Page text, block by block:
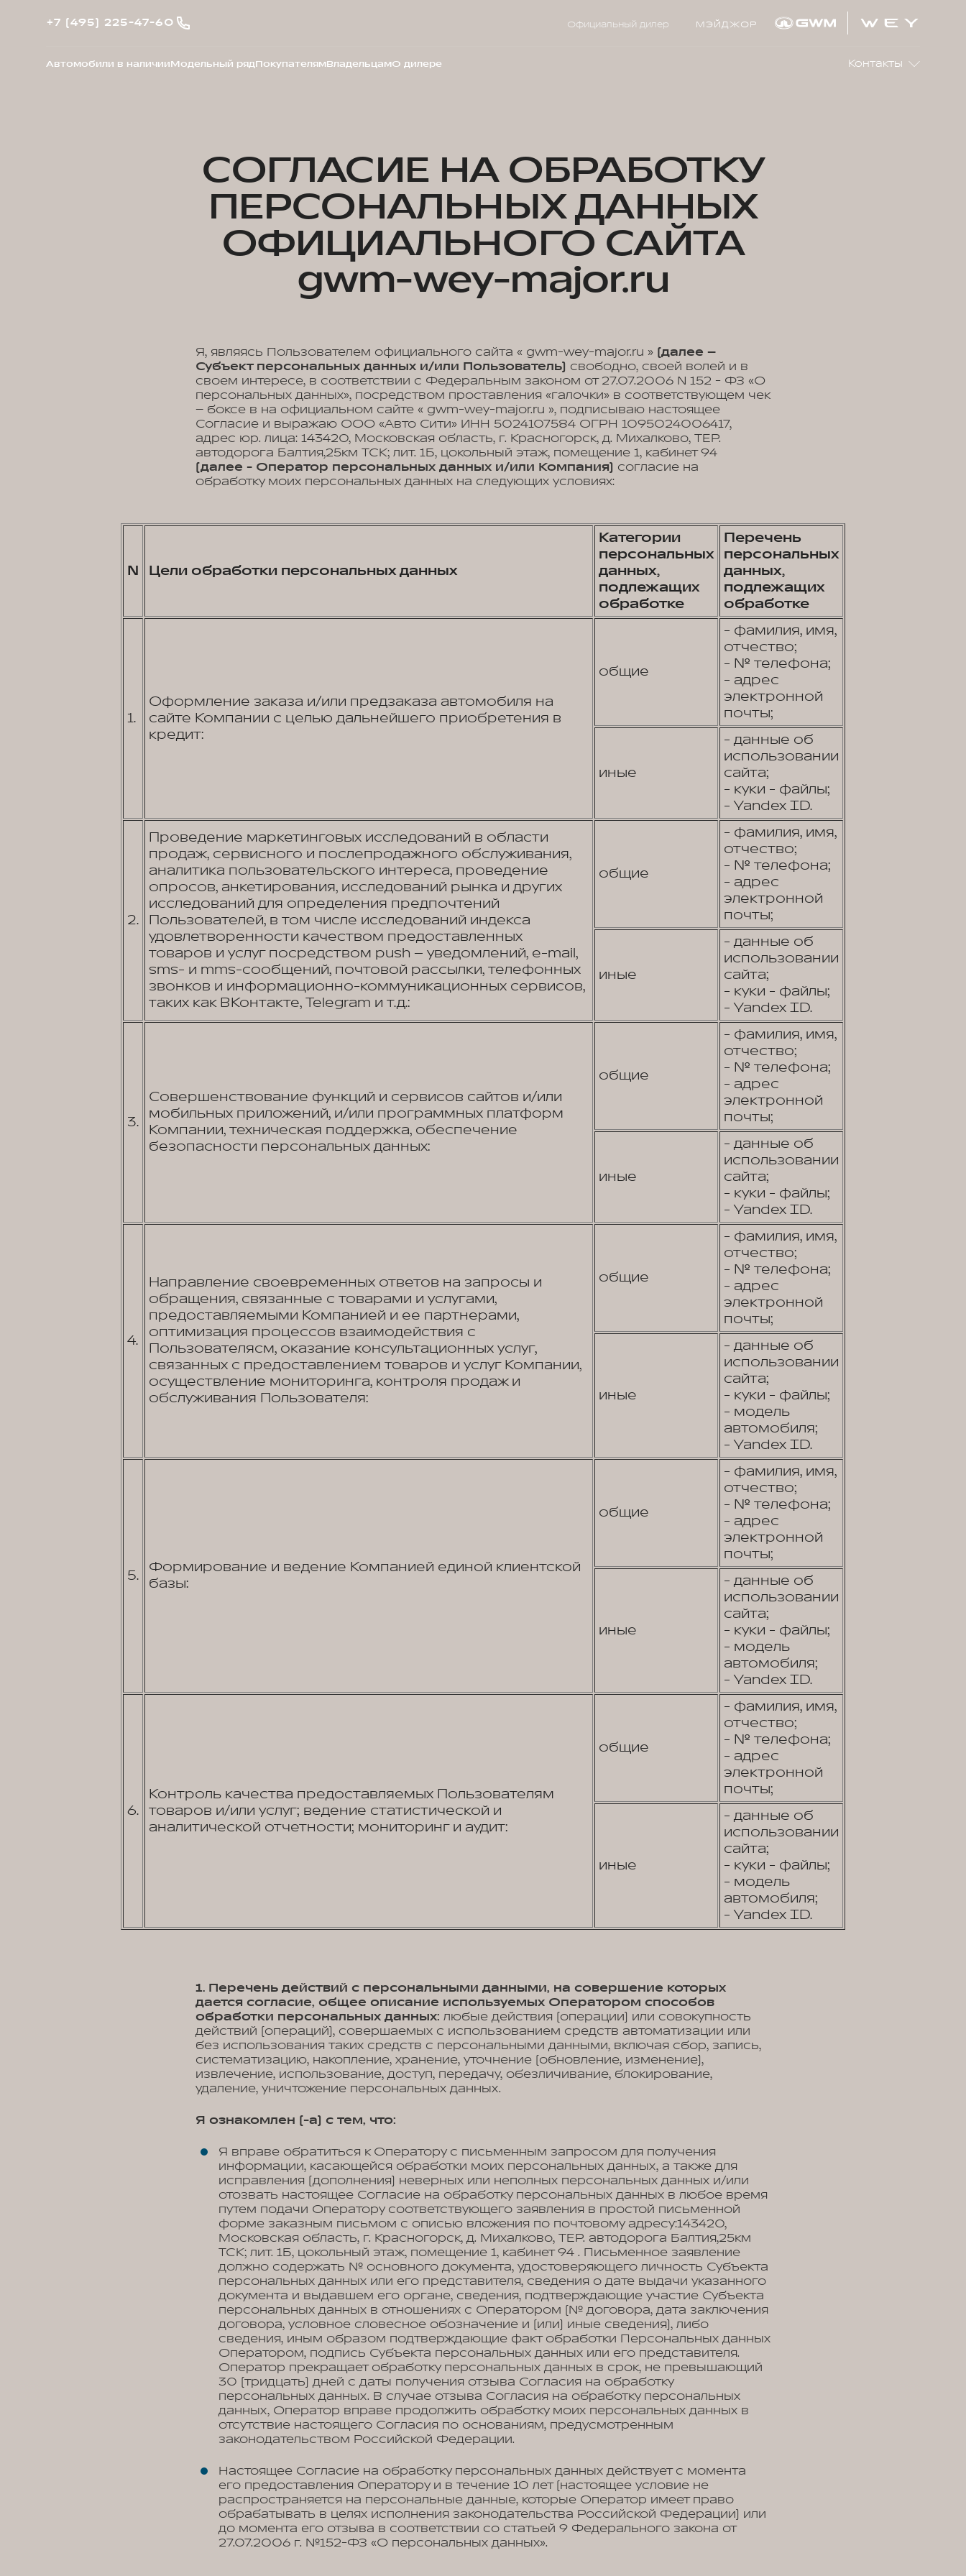
Официальный дилер МЭЙДЖОР
Контакты
+7 (495) 225-47-60
Автомобили в наличииМодельный рядПокупателямВладельцамО дилере
СОГЛАСИЕ НА ОБРАБОТКУ
ПЕРСОНАЛЬНЫХ ДАННЫХ
ОФИЦИАЛЬНОГО САЙТА
gwm-wey-major.ru
Я, являясь Пользователем официального сайта « gwm-wey-major.ru » (далее –
Субъект персональных данных и/или Пользователь) свободно, своей волей и в
своем интересе, в соответствии с Федеральным законом от 27.07.2006 N 152 - ФЗ «О
персональных данных», посредством проставления «галочки» в соответствующем чек
– боксе в на официальном сайте « gwm-wey-major.ru », подписываю настоящее
Согласие и выражаю ООО «Авто Сити» ИНН 5024107584 ОГРН 1095024006417,
адрес юр. лица: 143420, Московская область, г. Красногорск, д. Михалково, ТЕР.
автодорога Балтия,25км ТСК; лит. 1Б, цокольный этаж, помещение 1, кабинет 94
(далее - Оператор персональных данных и/или Компания) согласие на
обработку моих персональных данных на следующих условиях:
N Цели обработки персональных данных
Категории
персональных
данных,
подлежащих
обработке
Перечень
персональных
данных,
подлежащих
обработке
1.
Оформление заказа и/или предзаказа автомобиля на
сайте Компании с целью дальнейшего приобретения в
кредит:
общие
- фамилия, имя,
отчество;
- № телефона;
- адрес
электронной
почты;
иные
- данные об
использовании
сайта;
- куки - файлы;
- Yandex ID.
2.
Проведение маркетинговых исследований в области
продаж, сервисного и послепродажного обслуживания,
аналитика пользовательского интереса, проведение
опросов, анкетирования, исследований рынка и других
исследований для определения предпочтений
Пользователей, в том числе исследований индекса
удовлетворенности качеством предоставленных
товаров и услуг посредством push – уведомлений, e-mail,
sms- и mms-сообщений, почтовой рассылки, телефонных
звонков и информационно-коммуникационных сервисов,
таких как ВКонтакте, Telegram и т.д.:
общие
- фамилия, имя,
отчество;
- № телефона;
- адрес
электронной
почты;
иные
- данные об
использовании
сайта;
- куки - файлы;
- Yandex ID.
3.
Совершенствование функций и сервисов сайтов и/или
мобильных приложений, и/или программных платформ
Компании, техническая поддержка, обеспечение
безопасности персональных данных:
общие
- фамилия, имя,
отчество;
- № телефона;
- адрес
электронной
почты;
иные
- данные об
использовании
сайта;
- куки - файлы;
- Yandex ID.
4.
Направление своевременных ответов на запросы и
обращения, связанные с товарами и услугами,
предоставляемыми Компанией и ее партнерами,
оптимизация процессов взаимодействия с
Пользователясм, оказание консультационных услуг,
связанных с предоставлением товаров и услуг Компании,
осуществление мониторинга, контроля продаж и
обслуживания Пользователя:
общие
- фамилия, имя,
отчество;
- № телефона;
- адрес
электронной
почты;
иные
- данные об
использовании
сайта;
- куки - файлы;
- модель
автомобиля;
- Yandex ID.
5.
Формирование и ведение Компанией единой клиентской
базы:
общие
- фамилия, имя,
отчество;
- № телефона;
- адрес
электронной
почты;
иные
- данные об
использовании
сайта;
- куки - файлы;
- модель
автомобиля;
- Yandex ID.
6.
Контроль качества предоставляемых Пользователям
товаров и/или услуг; ведение статистической и
аналитической отчетности; мониторинг и аудит:
общие
- фамилия, имя,
отчество;
- № телефона;
- адрес
электронной
почты;
иные
- данные об
использовании
сайта;
- куки - файлы;
- модель
автомобиля;
- Yandex ID.
1. Перечень действий с персональными данными, на совершение которых
дается согласие, общее описание используемых Оператором способов
обработки персональных данных: любые действия (операции) или совокупность
действий (операций), совершаемых с использованием средств автоматизации или
без использования таких средств с персональными данными, включая сбор, запись,
систематизацию, накопление, хранение, уточнение (обновление, изменение),
извлечение, использование, доступ, передачу, обезличивание, блокирование,
удаление, уничтожение персональных данных.
Я ознакомлен (-а) с тем, что:
Я вправе обратиться к Оператору с письменным запросом для получения
информации, касающейся обработки моих персональных данных, а также для
исправления (дополнения) неверных или неполных персональных данных и/или
отозвать настоящее Согласие на обработку персональных данных в любое время
путем подачи Оператору соответствующего заявления в простой письменной
форме заказным письмом с описью вложения по почтовому адресу:143420,
Московская область, г. Красногорск, д. Михалково, ТЕР. автодорога Балтия,25км
ТСК; лит. 1Б, цокольный этаж, помещение 1, кабинет 94 . Письменное заявление
должно содержать № основного документа, удостоверяющего личность Субъекта
персональных данных или его представителя, сведения о дате выдачи указанного
документа и выдавшем его органе, сведения, подтверждающие участие Субъекта
персональных данных в отношениях с Оператором (№ договора, дата заключения
договора, условное словесное обозначение и (или) иные сведения), либо
сведения, иным образом подтверждающие факт обработки Персональных данных
Оператором, подпись Субъекта персональных данных или его представителя.
Оператор прекращает обработку персональных данных в срок, не превышающий
30 (тридцать) дней с даты получения отзыва Согласия на обработку
персональных данных. В случае отзыва Согласия на обработку персональных
данных, Оператор вправе продолжить обработку моих персональных данных в
отсутствие настоящего Согласия по основаниям, предусмотренным
законодательством Российской Федерации.
Настоящее Согласие на обработку персональных данных действует с момента
его предоставления Оператору и в течение 10 лет (настоящее условие не
распространяется на персональные данные, которые Оператор имеет право
обрабатывать в целях исполнения законодательства Российской Федерации) или
до момента его отзыва в соответствии со статьей 9 Федерального закона от
27.07.2006 г. №152-ФЗ «О персональных данных».